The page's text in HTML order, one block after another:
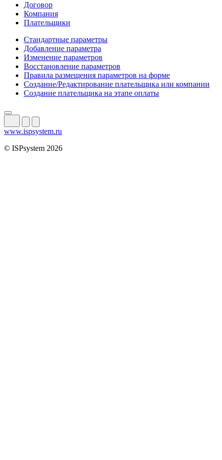
Договор
Компания
Плательщики
Стандартные параметры
Добавление параметра
Изменение параметров
Восстановление параметров
Правила размещения параметров на форме
Создание/Редактирование плательщика или компании
Создание плательщика на этапе оплаты
www.ispsystem.ru
© ISPsystem 2026